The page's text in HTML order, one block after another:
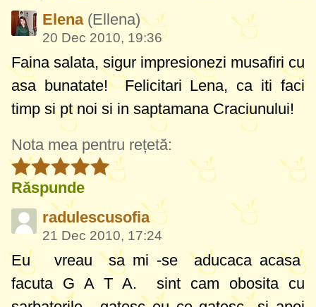
Elena (Ellena)
20 Dec 2010, 19:36
Faina salata, sigur impresionezi musafiri cu
asa bunatate!Felicitari Lena, ca iti faci
timp si pt noi si in saptamana Craciunului!
Nota mea pentru rețetă:
Răspunde
radulescusofia
21 Dec 2010, 17:24
Eu vreau sa mi -se aducaca acasa
facuta G A T A. sint cam obosita cu